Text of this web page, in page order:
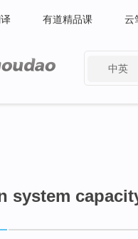
有道精品课 云
中英
system